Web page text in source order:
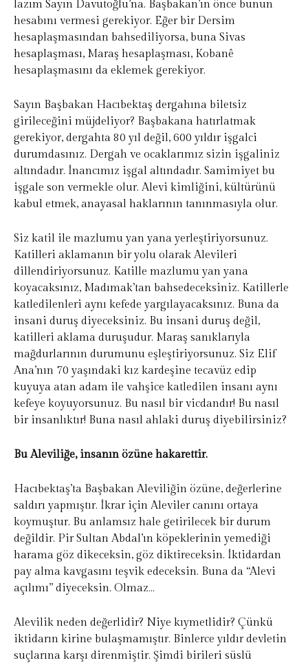
lazım Sayın Davutoğlu’na. Başbakan’ın önce bunun
hesabını vermesi gerekiyor. Eğer bir Dersim
hesaplaşmasından bahsediliyorsa, buna Sivas
hesaplaşması, Maraş hesaplaşması, Kobanê
hesaplaşmasını da eklemek gerekiyor.
Sayın Başbakan Hacıbektaş dergahına biletsiz
girileceğini müjdeliyor? Başbakana hatırlatmak
gerekiyor, dergahta 80 yıl değil, 600 yıldır işgalci
durumdasınız. Dergah ve ocaklarımız sizin işgaliniz
altındadır. İnancımız işgal altındadır. Samimiyet bu
işgale son vermekle olur. Alevi kimliğini, kültürünü
kabul etmek, anayasal haklarının tanınmasıyla olur.
Siz katil ile mazlumu yan yana yerleştiriyorsunuz.
Katilleri aklamanın bir yolu olarak Alevileri
dillendiriyorsunuz. Katille mazlumu yan yana
koyacaksınız, Madımak’tan bahsedeceksiniz. Katillerle
katledilenleri aynı kefede yargılayacaksınız. Buna da
insani duruş diyeceksiniz. Bu insani duruş değil,
katilleri aklama duruşudur. Maraş sanıklarıyla
mağdurlarının durumunu eşleştiriyorsunuz. Siz Elif
Ana’nın 70 yaşındaki kız kardeşine tecavüz edip
kuyuya atan adam ile vahşice katledilen insanı aynı
kefeye koyuyorsunuz. Bu nasıl bir vicdandır! Bu nasıl
bir insanlıktır! Buna nasıl ahlaki duruş diyebilirsiniz?
Bu Aleviliğe, insanın özüne hakarettir.
Hacıbektaş’ta Başbakan Aleviliğin özüne, değerlerine
saldırı yapmıştır. İkrar için Aleviler canını ortaya
koymuştur. Bu anlamsız hale getirilecek bir durum
değildir. Pir Sultan Abdal’ın köpeklerinin yemediği
harama göz dikeceksin, göz diktireceksin. İktidardan
pay alma kavgasını teşvik edeceksin. Buna da “Alevi
açılımı” diyeceksin. Olmaz…
Alevilik neden değerlidir? Niye kıymetlidir? Çünkü
iktidarın kirine bulaşmamıştır. Binlerce yıldır devletin
suçlarına karşı direnmiştir. Şimdi birileri süslü